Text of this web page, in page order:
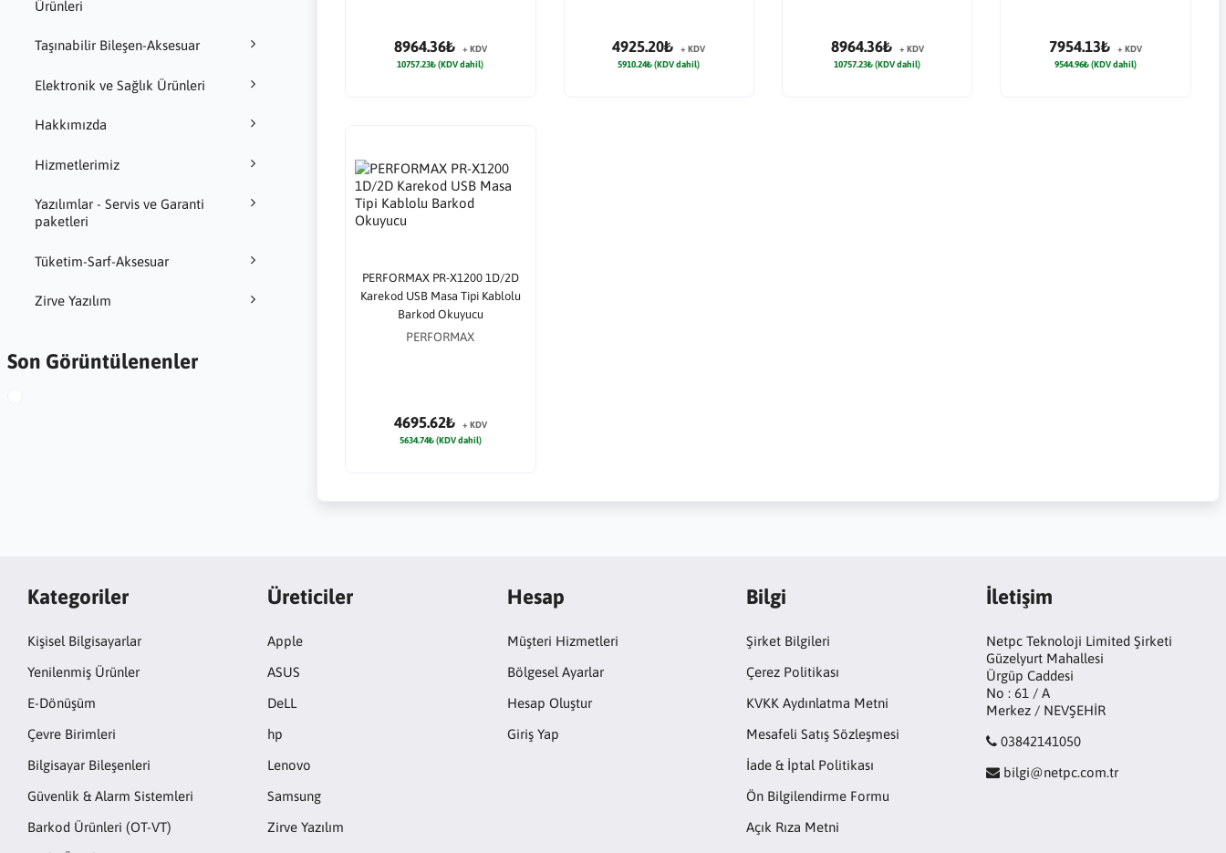
Ürünleri
Taşınabilir Bileşen-Aksesuar
Elektronik ve Sağlık Ürünleri
Hakkımızda
Hizmetlerimiz
Yazılımlar - Servis ve Garanti
paketleri
Tüketim-Sarf-Aksesuar
Zirve Yazılım
Son Görüntülenenler
8964.36₺
+ KDV
10757.23₺ (KDV dahil)
4925.20₺
+ KDV
5910.24₺ (KDV dahil)
8964.36₺
+ KDV
10757.23₺ (KDV dahil)
7954.13₺
+ KDV
9544.96₺ (KDV dahil)
PERFORMAX PR-X1200 1D/2D
Karekod USB Masa Tipi Kablolu
Barkod Okuyucu
PERFORMAX
4695.62₺
+ KDV
5634.74₺ (KDV dahil)
Kategoriler
Kişisel Bilgisayarlar
Yenilenmiş Ürünler
E-Dönüşüm
Çevre Birimleri
Bilgisayar Bileşenleri
Güvenlik & Alarm Sistemleri
Barkod Ürünleri (OT-VT)
Üreticiler
Apple
ASUS
DeLL
hp
Lenovo
Samsung
Zirve Yazılım
Hesap
Müşteri Hizmetleri
Bölgesel Ayarlar
Hesap Oluştur
Giriş Yap
Bilgi
Şirket Bilgileri
Çerez Politikası
KVKK Aydınlatma Metni
Mesafeli Satış Sözleşmesi
İade & İptal Politikası
Ön Bilgilendirme Formu
Açık Rıza Metni
İletişim
Netpc Teknoloji Limited Şirketi
Güzelyurt Mahallesi
Ürgüp Caddesi
No : 61 / A
Merkez / NEVŞEHİR
03842141050
bilgi@netpc.com.tr